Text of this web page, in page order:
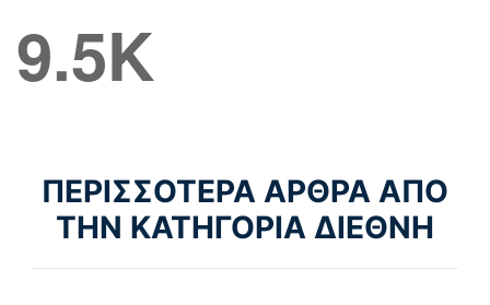
9.5K
ΠΕΡΙΣΣΟΤΕΡΑ ΑΡΘΡΑ ΑΠΟ
ΤΗΝ ΚΑΤΗΓΟΡΙΑ ΔΙΕΘΝΗ